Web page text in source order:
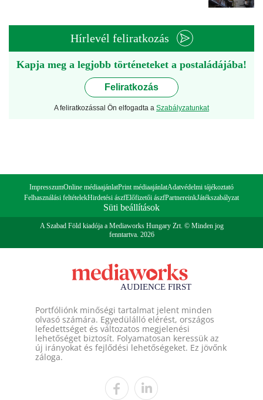
Hírlevél feliratkozás
Kapja meg a legjobb történeteket a postaládájába!
Feliratkozás
A feliratkozással Ön elfogadta a Szabályzatunkat
ImpresszumOnline médiaajánlatPrint médiaajánlatAdatvédelmi tájékoztató
Felhasználási feltételekHirdetési ászfElőfizetői ászfPartnereinkJátékszabályzat
Süti beállítások
A Szabad Föld kiadója a Mediaworks Hungary Zrt. © Minden jog
fenntartva. 2026
Portfóliónk minőségi tartalmat jelent minden
olvasó számára. Egyedülálló elérést, országos
lefedettséget és változatos megjelenési
lehetőséget biztosít. Folyamatosan keressük az
új irányokat és fejlődési lehetőségeket. Ez jövőnk
záloga.